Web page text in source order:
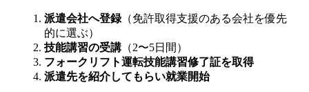
派遣会社へ登録（免許取得支援のある会社を優先
的に選ぶ）
技能講習の受講 （2〜5日間）
フォークリフト運転技能講習修了証を取得
派遣先を紹介してもらい就業開始